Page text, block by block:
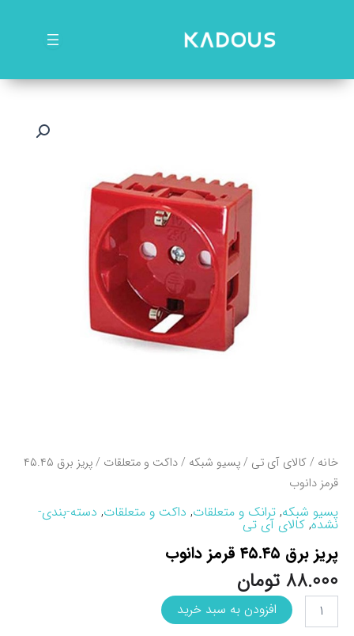
خانه /کالای آی تی /پسیو شبکه /داکت و متعلقات
/ پريز برق ۴۵.۴۵
قرمز دانوب
پسیو شبکه, ترانک و متعلقات, داکت و متعلقات, دسته-بندی-
نشده, کالای آی تی
پريز برق ۴۵.۴۵ قرمز دانوب
88.000 تومان
پريز
افزودن به سبد خرید